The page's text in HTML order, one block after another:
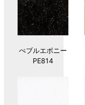
ぺブルエボニー
PE814